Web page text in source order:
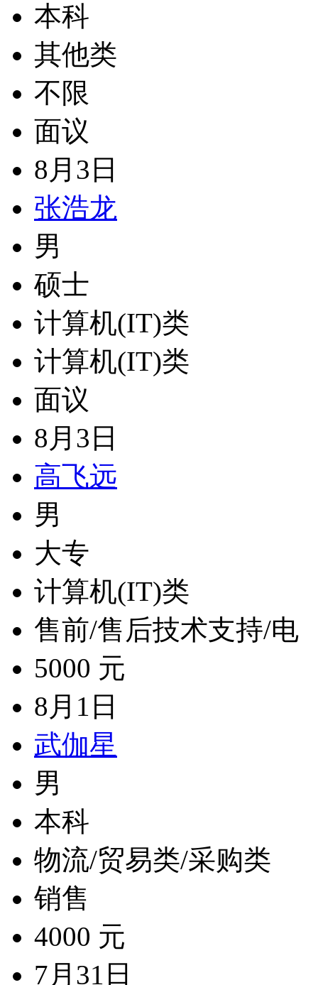
本科
其他类
不限
面议
8月3日
张浩龙
男
硕士
计算机(IT)类
计算机(IT)类
面议
8月3日
高飞远
男
大专
计算机(IT)类
售前/售后技术支持/电
5000 元
8月1日
武伽星
男
本科
物流/贸易类/采购类
销售
4000 元
7月31日